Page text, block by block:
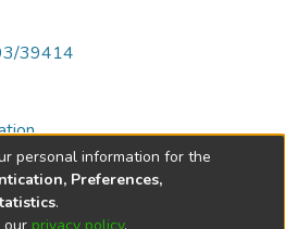
39414
personal information for the
Preferences,
.